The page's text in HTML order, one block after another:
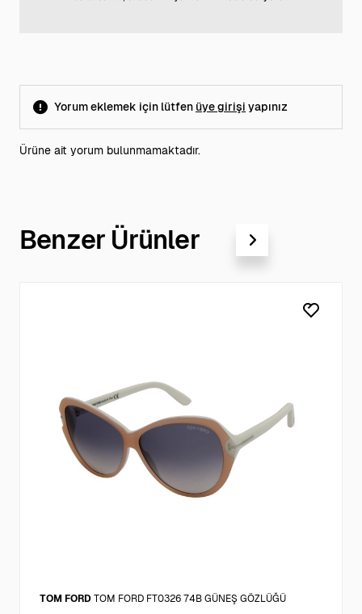
Yorum eklemek için lütfen üye girişi yapınız
Ürüne ait yorum bulunmamaktadır.
Benzer Ürünler
TOM FORD TOM FORD FT0326 74B GÜNEŞ GÖZLÜĞÜ